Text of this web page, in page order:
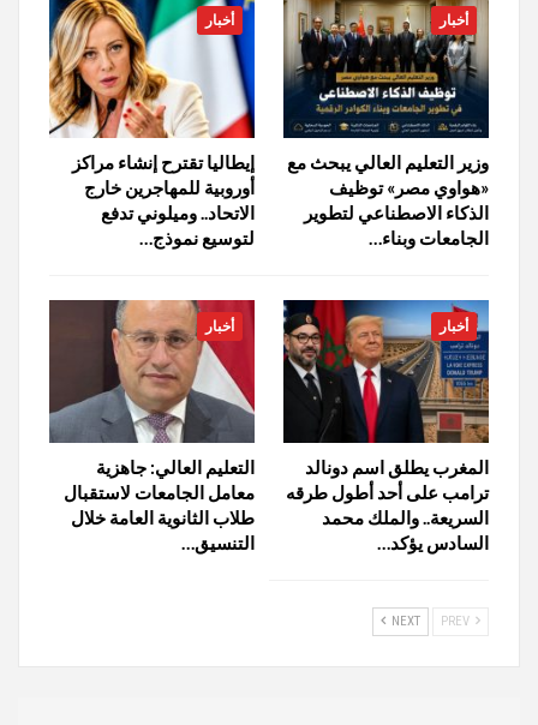
أخبار
وزير التعليم العالي يبحث مع
«هواوي مصر» توظيف
الذكاء الاصطناعي لتطوير
الجامعات وبناء…
أخبار
إيطاليا تقترح إنشاء مراكز
أوروبية للمهاجرين خارج
الاتحاد.. وميلوني تدفع
لتوسيع نموذج…
أخبار
المغرب يطلق اسم دونالد
ترامب على أحد أطول طرقه
السريعة.. والملك محمد
السادس يؤكد…
أخبار
التعليم العالي: جاهزية
معامل الجامعات لاستقبال
طلاب الثانوية العامة خلال
التنسيق…
NEXT